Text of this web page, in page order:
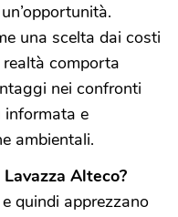
una scelta dai costi
comporta
nei confronti
informata e
ambientali.
Alteco?
quindi apprezzano